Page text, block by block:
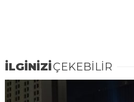
İLGİNİZİÇEKEBİLİR